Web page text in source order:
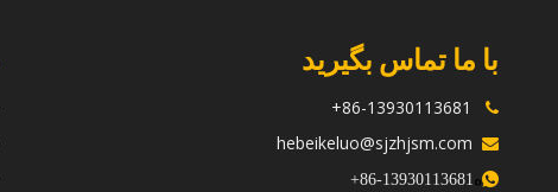
با ما تماس بگیرید


hebeikeluo@sjzhjsm.com
ه 13930113681-86
+